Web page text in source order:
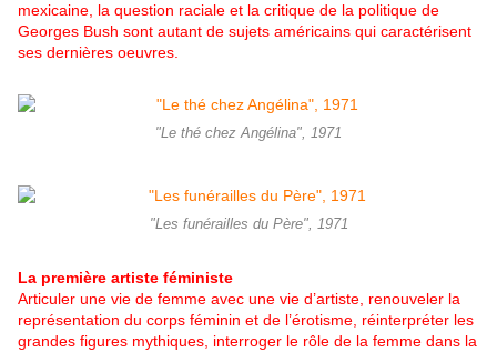
mexicaine, la question raciale et la critique de la politique de
Georges Bush sont autant de sujets américains qui caractérisent
ses dernières oeuvres.
"Le thé chez Angélina", 1971
"Les funérailles du Père", 1971
La première artiste féministe
Articuler une vie de femme avec une vie d’artiste, renouveler la
représentation du corps féminin et de l’érotisme, réinterpréter les
grandes figures mythiques, interroger le rôle de la femme dans la